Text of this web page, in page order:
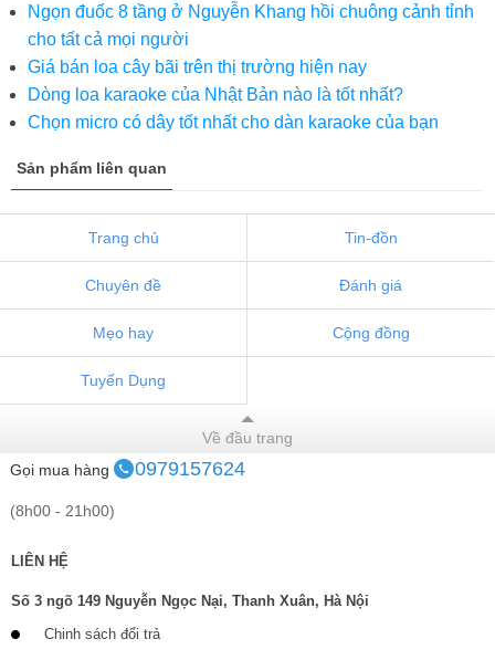
Ngọn đuốc 8 tầng ở Nguyễn Khang hồi chuông cảnh tỉnh
cho tất cả mọi người
Giá bán loa cây bãi trên thị trường hiện nay
Dòng loa karaoke của Nhật Bản nào là tốt nhất?
Chọn micro có dây tốt nhất cho dàn karaoke của bạn
Sản phẩm liên quan
Trang chủ Tin-đồn
Chuyên đề Đánh giá
Mẹo hay Cộng đồng
Tuyển Dụng
Về đầu trang
Gọi mua hàng
0979157624
(8h00 - 21h00)
LIÊN HỆ
Số 3 ngõ 149 Nguyễn Ngọc Nại, Thanh Xuân, Hà Nội
Chinh sách đổi trả